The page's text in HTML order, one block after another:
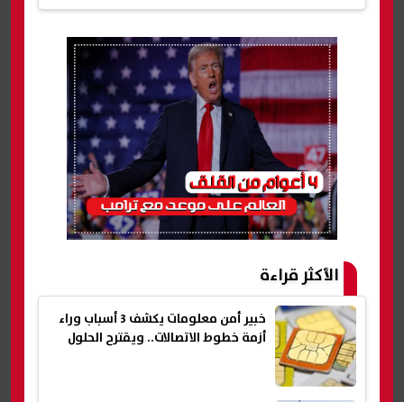
الأكثر قراءة
خبير أمن معلومات يكشف 3 أسباب وراء
أزمة خطوط الاتصالات.. ويقترح الحلول